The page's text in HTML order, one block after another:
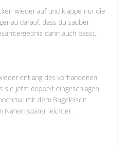
wieder auf und klappe nur die
darauf, dass du sauber
dann auch passt.
entlang des vorhandenen
sie jetzt doppelt eingeschlagen
mit dem Bügeleisen
Nähen später leichter.